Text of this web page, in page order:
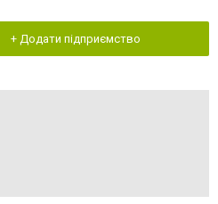
+ Додати підприємство